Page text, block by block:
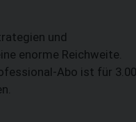
und
enorme Reichweite.
Abo ist für